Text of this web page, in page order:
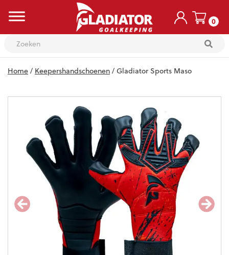
0
Home/ Keepershandschoenen/ Gladiator Sports Maso